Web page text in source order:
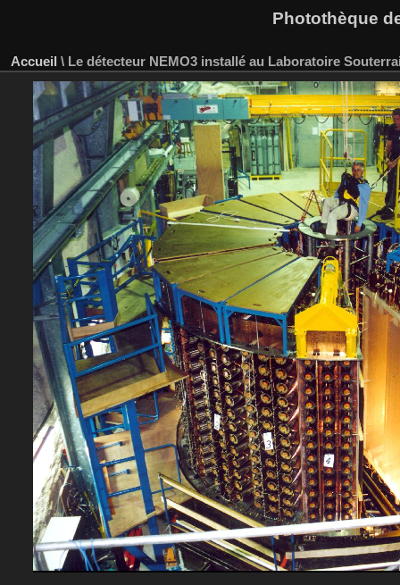
Photothèque
Accueil \ Le détecteur NEMO3 installé au Laboratoire